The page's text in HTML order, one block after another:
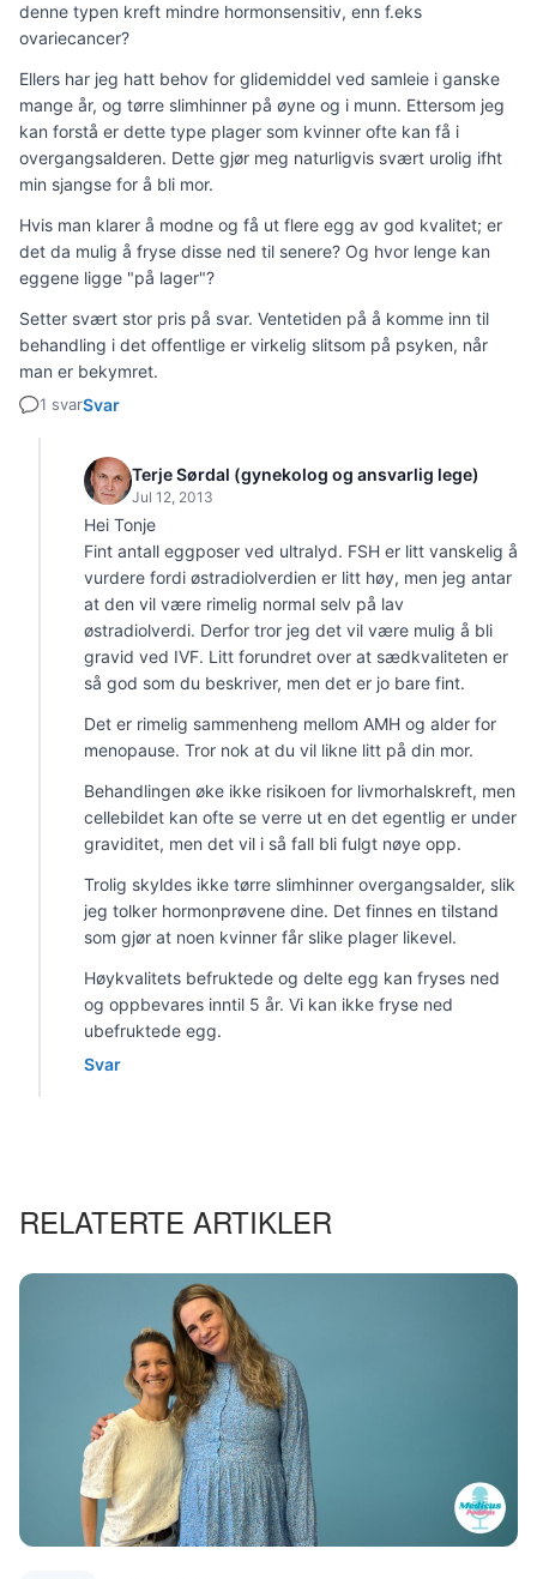
denne typen kreft mindre hormonsensitiv, enn f.eks
ovariecancer?
Ellers har jeg hatt behov for glidemiddel ved samleie i ganske
mange år, og tørre slimhinner på øyne og i munn. Ettersom jeg
kan forstå er dette type plager som kvinner ofte kan få i
overgangsalderen. Dette gjør meg naturligvis svært urolig ifht
min sjangse for å bli mor.
Hvis man klarer å modne og få ut flere egg av god kvalitet; er
det da mulig å fryse disse ned til senere? Og hvor lenge kan
eggene ligge "på lager"?
Setter svært stor pris på svar. Ventetiden på å komme inn til
behandling i det offentlige er virkelig slitsom på psyken, når
man er bekymret.
1 svarSvar
Terje Sørdal (gynekolog og ansvarlig lege)
Jul 12, 2013
Hei Tonje
Fint antall eggposer ved ultralyd. FSH er litt vanskelig å
vurdere fordi østradiolverdien er litt høy, men jeg antar
at den vil være rimelig normal selv på lav
østradiolverdi. Derfor tror jeg det vil være mulig å bli
gravid ved IVF. Litt forundret over at sædkvaliteten er
så god som du beskriver, men det er jo bare fint.
Det er rimelig sammenheng mellom AMH og alder for
menopause. Tror nok at du vil likne litt på din mor.
Behandlingen øke ikke risikoen for livmorhalskreft, men
cellebildet kan ofte se verre ut en det egentlig er under
graviditet, men det vil i så fall bli fulgt nøye opp.
Trolig skyldes ikke tørre slimhinner overgangsalder, slik
jeg tolker hormonprøvene dine. Det finnes en tilstand
som gjør at noen kvinner får slike plager likevel.
Høykvalitets befruktede og delte egg kan fryses ned
og oppbevares inntil 5 år. Vi kan ikke fryse ned
ubefruktede egg.
Svar
RELATERTE ARTIKLER